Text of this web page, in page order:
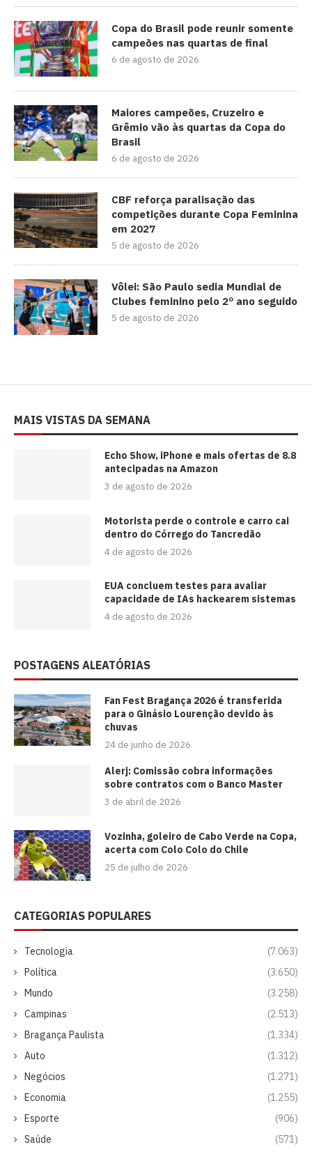
Copa do Brasil pode reunir somente
campeões nas quartas de final
6 de agosto de 2026
Maiores campeões, Cruzeiro e
Grêmio vão às quartas da Copa do
Brasil
6 de agosto de 2026
CBF reforça paralisação das
competições durante Copa Feminina
em 2027
5 de agosto de 2026
Vôlei: São Paulo sedia Mundial de
Clubes feminino pelo 2º ano seguido
5 de agosto de 2026
MAIS VISTAS DA SEMANA
Echo Show, iPhone e mais ofertas de 8.8
antecipadas na Amazon
3 de agosto de 2026
Motorista perde o controle e carro cai
dentro do Córrego do Tancredão
4 de agosto de 2026
EUA concluem testes para avaliar
capacidade de IAs hackearem sistemas
4 de agosto de 2026
POSTAGENS ALEATÓRIAS
Fan Fest Bragança 2026 é transferida
para o Ginásio Lourenção devido às
chuvas
24 de junho de 2026
Alerj: Comissão cobra informações
sobre contratos com o Banco Master
3 de abril de 2026
Vozinha, goleiro de Cabo Verde na Copa,
acerta com Colo Colo do Chile
25 de julho de 2026
CATEGORIAS POPULARES
Tecnologia
(7.063)
Política
(3.650)
Mundo
(3.258)
Campinas
(2.513)
Bragança Paulista
(1.334)
Auto
(1.312)
Negócios
(1.271)
Economia
(1.255)
Esporte
(906)
Saúde
(571)